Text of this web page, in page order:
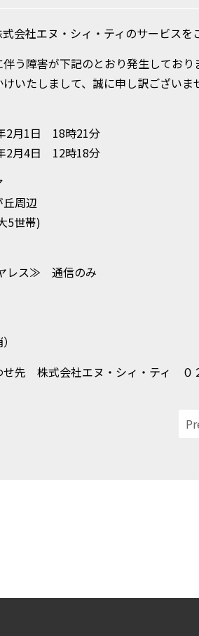
会社エヌ・シィ・ティのサービスを
う障害が下記のとおり発生しており
いたしまして、誠に申し訳ございま
2月1日 18時21分
2月4日 12時18分
丘周辺
5世帯)
ヤレス≫ 通信のみ
先 株式会社エヌ・シィ・ティ ０